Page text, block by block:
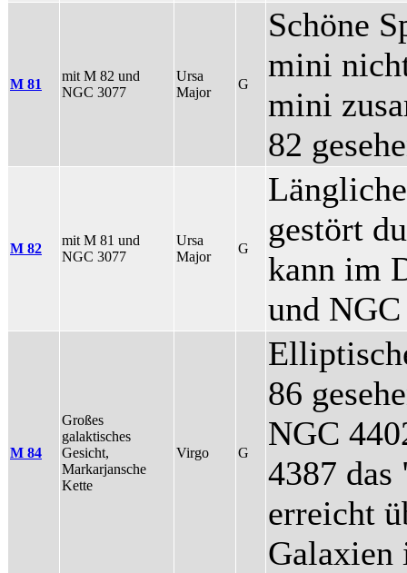
M 81
mit M 82 und
NGC 3077
Ursa
Major
G
Schöne
mini
mini
82
M 82
mit M 81 und
NGC 3077
Ursa
Major
G
gestört
kann im
und NGC
M 84
Großes
galaktisches
Gesicht,
Markarjansche
Kette
Virgo G
86
NGC
4387
erreicht
Galaxien